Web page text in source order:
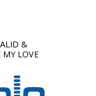
&
MY LOVE